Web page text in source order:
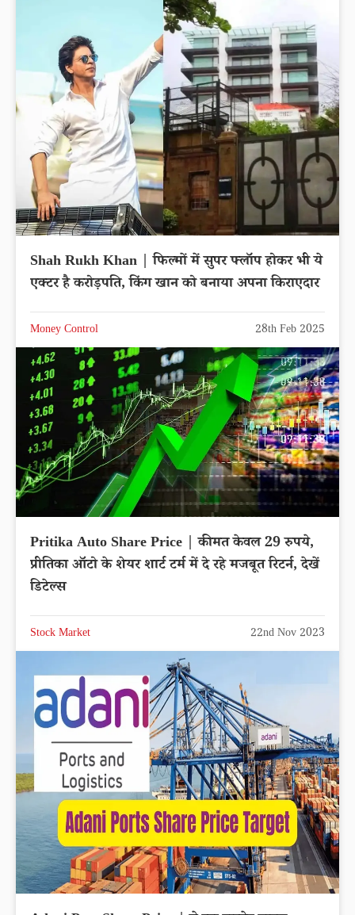
Shah Rukh Khan | फिल्मों में सुपर फ्लॉप होकर भी ये
एक्टर है करोड़पति, किंग खान को बनाया अपना किराएदार
Money Control 28th Feb 2025
Pritika Auto Share Price | कीमत केवल 29 रुपये,
प्रीतिका ऑटो के शेयर शार्ट टर्म में दे रहे मजबूत रिटर्न, देखें
डिटेल्स
Stock Market 22nd Nov 2023